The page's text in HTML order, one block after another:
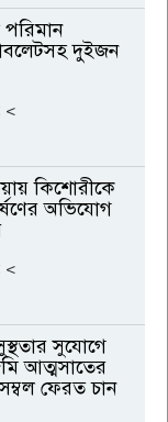
পরিমান
দুইজন
<
কিশোরীকে
অভিযোগ
<
সুযোগে
আত্মসাতের
ফেরত চান